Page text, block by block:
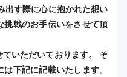
出す際に心に抱かれた想い
挑戦のお手伝いをさせて頂
いただいております。 そ
下記に記載いたします。